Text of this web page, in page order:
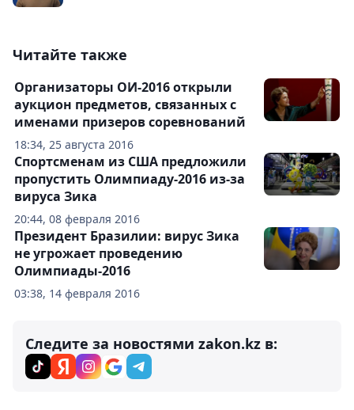
Читайте также
18:34, 25 августа 2016
Организаторы ОИ-2016 открыли
аукцион предметов, связанных с
именами призеров соревнований
20:44, 08 февраля 2016
Спортсменам из США предложили
пропустить Олимпиаду-2016 из-за
вируса Зика
03:38, 14 февраля 2016
Президент Бразилии: вирус Зика
не угрожает проведению
Олимпиады-2016
Следите за новостями zakon.kz в: